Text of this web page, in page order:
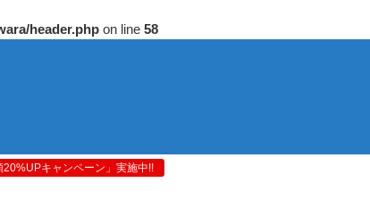
header.php on line 58
キャンペーン」実施中!!